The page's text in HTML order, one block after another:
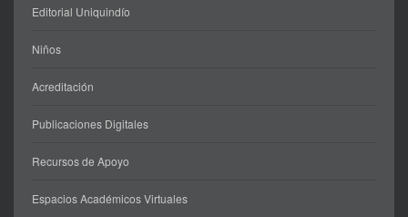
Editorial Uniquindío
Niños
Acreditación
Publicaciones Digitales
Recursos de Apoyo
Espacios Académicos Virtuales